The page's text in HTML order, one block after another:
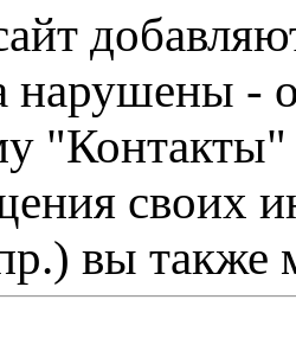
нарушены -
"Контакты"
своих
вы также